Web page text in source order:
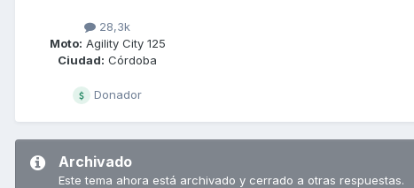
28,3k
Moto: Agility City 125
Ciudad: Córdoba
Donador
Archivado
Este tema ahora está archivado y cerrado a otras respuestas.